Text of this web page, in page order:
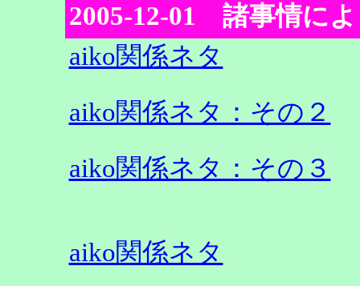
2005-12-01 諸事情に
aiko関係ネタ
aiko関係ネタ：その２
aiko関係ネタ：その３
aiko関係ネタ